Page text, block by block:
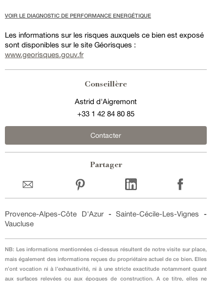
VOIR LE DIAGNOSTIC DE PERFORMANCE ENERGÉTIQUE
Les informations sur les risques auxquels ce bien est exposé
sont disponibles sur le site Géorisques :
www.georisques.gouv.fr
Conseillère
Astrid d'Aigremont
+33 1 42 84 80 85
Contacter
Partager
Provence-Alpes-Côte D'Azur -Sainte-Cécile-Les-Vignes
-
Vaucluse
NB: Les informations mentionnées ci-dessus résultent de notre visite sur place,
mais également des informations reçues du propriétaire actuel de ce bien. Elles
n’ont vocation ni à l’exhaustivité, ni à une stricte exactitude notamment quant
aux surfaces relevées ou aux époques de construction. A ce titre, elles ne